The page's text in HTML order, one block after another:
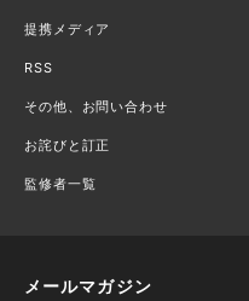
提携メディア
RSS
その他、お問い合わせ
お詫びと訂正
監修者一覧
メールマガジン